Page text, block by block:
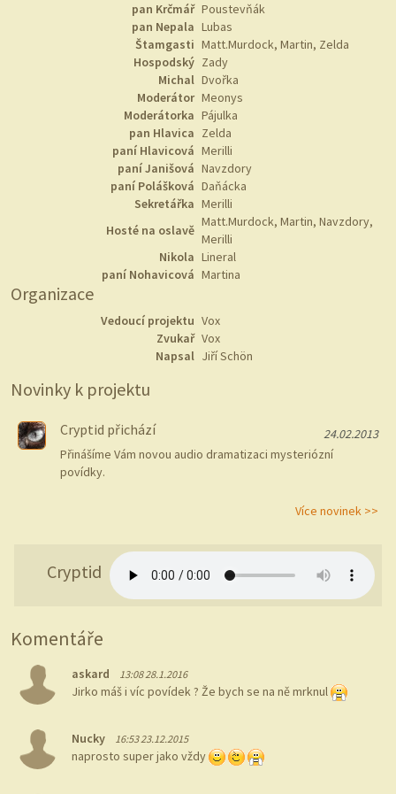
pan Krčmář Poustevňák
pan Nepala Lubas
Štamgasti Matt.Murdock, Martin, Zelda
Hospodský Zady
Michal Dvořka
Moderátor Meonys
Moderátorka Pájulka
pan Hlavica Zelda
paní Hlavicová Merilli
paní Janišová Navzdory
paní Polášková Daňácka
Sekretářka Merilli
Hosté na oslavě
Matt.Murdock, Martin, Navzdory,
Merilli
Nikola Lineral
paní Nohavicová Martina
Organizace
Vedoucí projektu Vox
Zvukař Vox
Napsal Jiří Schön
Novinky k projektu
Cryptid přichází
24.02.2013
Přinášíme Vám novou audio dramatizaci mysteriózní
povídky.
Více novinek >>
Cryptid
Komentáře
askard 13:08 28.1.2016
Jirko máš i víc povídek ? Že bych se na ně mrknul
Nucky 16:53 23.12.2015
naprosto super jako vždy